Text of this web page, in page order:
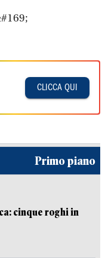
CLICCA QUI
Primo piano
cinque roghi in